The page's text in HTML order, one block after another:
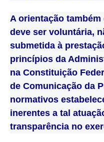
A orientação
deve ser voluntária,
submetida à
princípios da
na Constituição
de Comunicação da
normativos
inerentes a tal
transparência no